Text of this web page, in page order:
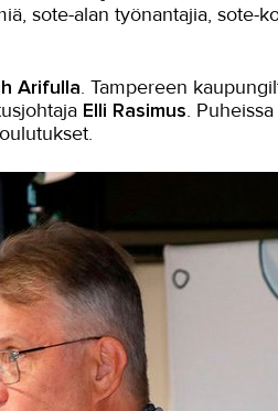
sote-alan työnantajia, sote-
Arifulla. Tampereen
Elli Rasimus.